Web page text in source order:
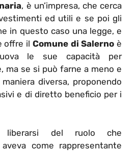
, è un’impresa, che cerca
ed utili e se poi gli
in questo caso una legge, e
offre il Comune di Salerno è
le sue capacità per
ma se si può farne a meno e
diversa, proponendo
e di diretto beneficio per i
liberarsi del ruolo che
come rappresentante